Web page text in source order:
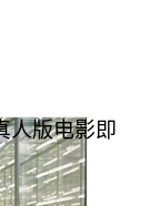
人版电影即